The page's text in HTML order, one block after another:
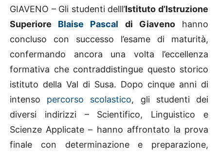
GIAVENO – Gli studenti delll’Istituto d’Istruzione
Superiore Blaise Pascal di Giavenohanno
concluso con successo l’esame di maturità,
confermando ancora una volta l’eccellenza
formativa che contraddistingue questo storico
istituto della Val di Susa. Dopo cinque anni di
intenso percorso scolastico, gli studenti dei
diversi indirizzi – Scientifico, Linguistico e
Scienze Applicate – hanno affrontato la prova
finale con determinazione e preparazione,